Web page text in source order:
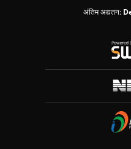
अंतिम अद्यतन: